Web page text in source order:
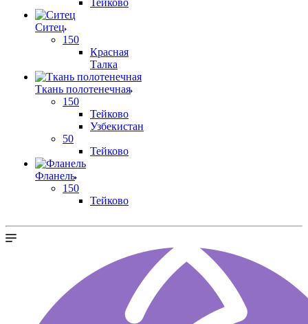
Тейково
Ситец
150
Красная
Талка
Ткань полотенечная
150
Тейково
Узбекистан
50
Тейково
Фланель
150
Тейково